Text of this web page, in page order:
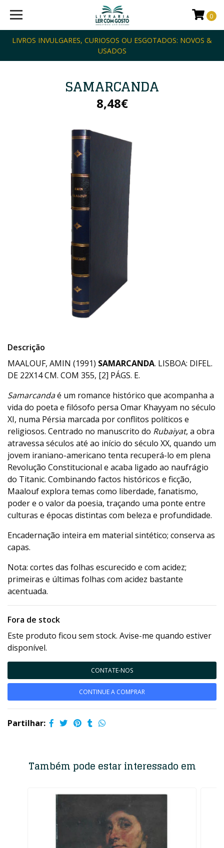
LIVROS INVULGARES, CURIOSOS OU ESGOTADOS: NOVOS &
USADOS
0
SAMARCANDA
8,48€
Descrição
MAALOUF, AMIN (1991) SAMARCANDA. LISBOA: DIFEL.
DE 22X14 CM. COM 355, [2] PÁGS. E.
Samarcandaé um romance histórico que acompanha a
vida do poeta e filósofo persa Omar Khayyam no século
XI, numa Pérsia marcada por conflitos políticos e
religiosos. Centrado no manuscrito do Rubaiyat, a obra
atravessa séculos até ao início do século XX, quando um
jovem iraniano-americano tenta recuperá-lo em plena
Revolução Constitucional e acaba ligado ao naufrágio
do Titanic. Combinando factos históricos e ficção,
Maalouf explora temas como liberdade, fanatismo,
poder e o valor da poesia, traçando uma ponte entre
culturas e épocas distintas com beleza e profundidade.
Encadernação inteira em material sintético; conserva as
capas.
Nota: cortes das folhas escurecido e com acidez;
primeiras e últimas folhas com acidez bastante
acentuada.
Fora de stock
Este produto ficou sem stock. Avise-me quando estiver
disponível.
CONTATE-NOS
CONTINUE A COMPRAR
Partilhar:
Também pode estar interessado em